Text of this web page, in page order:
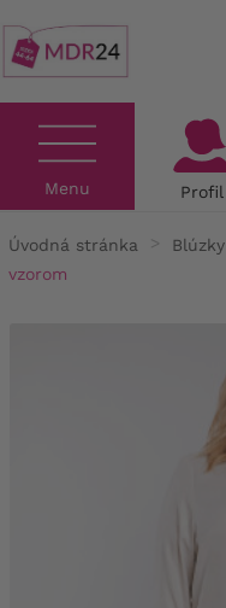
Menu Profil
Úvodná stránka Blúzky
vzorom